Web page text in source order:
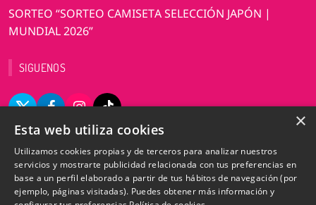
SORTEO “SORTEO CAMISETA SELECCIÓN JAPÓN |
MUNDIAL 2026”
SIGUENOS
©2009-2025 Totemo Market. Todos los derechos
×
Esta web utiliza cookies
Utilizamos cookies propias y de terceros para analizar nuestros
servicios y mostrarte publicidad relacionada con tus preferencias en
base a un perfil elaborado a partir de tus hábitos de navegación (por
ejemplo, páginas visitadas). Puedes obtener más información y